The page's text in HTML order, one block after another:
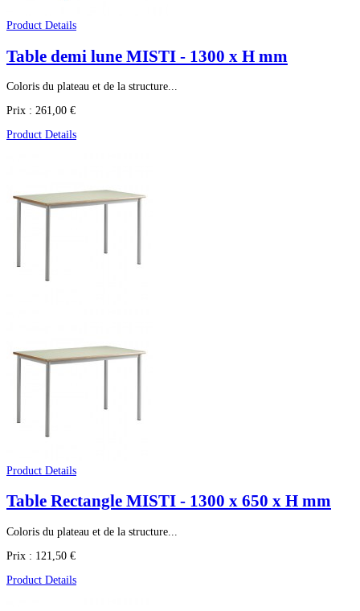
Product Details
Table demi lune MISTI - 1300 x H mm
Coloris du plateau et de la structure...
Prix : 261,00 €
Product Details
Product Details
Table Rectangle MISTI - 1300 x 650 x H mm
Coloris du plateau et de la structure...
Prix : 121,50 €
Product Details